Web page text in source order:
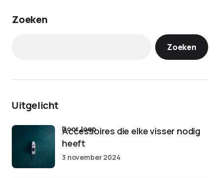
Zoeken
Zoeken
Uitgelicht
Accessoires die elke visser nodig
heeft
door Joep
3 november 2024